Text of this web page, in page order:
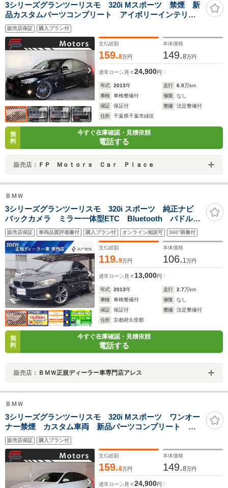
3シリーズグランツーリスモ 320i Mスポーツ 禁煙 新
品カスタムパーツコンプリート アイボリーインテリ
ア インテリジェントS 純正ナビBカメラ
Bluetooth クルコン パドルシフト Mタイプ新品
20AW 新品タイヤ ディーラー整備
販売店保証 購入プラン付
支払総額
159.8万円
本体価格
149.8万円
通常ローン 月々24,900円
年式 2013年 走行 6.0万km
車検
車検整備付 修復
なし
保証
保証付 整備
法定整備付
住所
千葉県千葉市緑区
無
料
今すぐ在庫確認・見積依頼
電話する
販売店： ＦＰ Ｍｏｔｏｒｓ Ｃａｒ Ｐｌａｃｅ
ＢＭＷ
3シリーズグランツーリスモ 320i スポーツ 純正ナビ
バックカメラ ミラー一体型ETC Bluetooth パドルシ
フト HIDヘッドライト 電動リアゲート パワーシー
ト Wオートエアコン スマートキー 純正18インチア
ルミホイール
販売店保証 車両品質評価書付 購入プラン付 オンライン相談可 360°画像付
支払総額
119.9万円
本体価格
106. 1万円
通常ローン 月々 13,000円
年式 2013年 走行 2.7万km
車検
車検整備付 修復
なし
保証
保証付 整備
法定整備付
住所
京都府久世郡
無
料
今すぐ在庫確認・見積依頼
電話する
販売店： ＢＭＷ正規ディーラー車専門店アレス
ＢＭＷ
3シリーズグランツーリスモ 320i Mスポーツ ワンオー
ナー禁煙 カスタム車両 新品パーツコンプリート イ
ンテリジェントセーフティ フロントリップ 衝突軽
減 レーンA クルコン 純正ナビBカメラ Mタイプ新
品20AW 新品タイヤ 整備記録
販売店保証 購入プラン付
支払総額
159.8万円
本体価格
149.8万円
通常ローン 月々24,900円